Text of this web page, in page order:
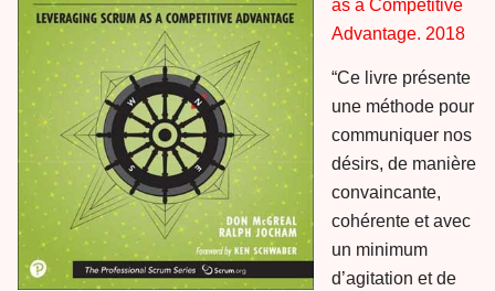
as a Competitive
Advantage. 2018
“Ce livre présente
une méthode pour
communiquer nos
désirs, de manière
convaincante,
cohérente et avec
un minimum
d’agitation et de